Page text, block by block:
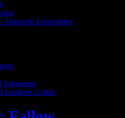
Deutsche Leseproben
Subgenres
Southern Gothic